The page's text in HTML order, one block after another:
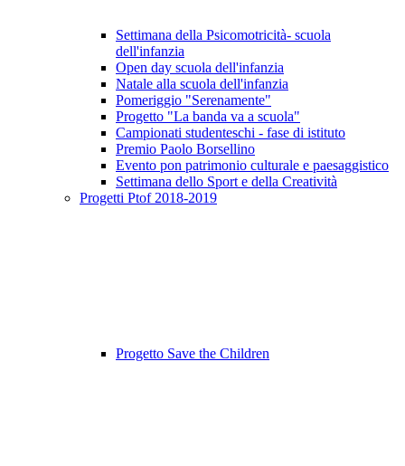
Settimana della Psicomotricità- scuola
dell'infanzia
Open day scuola dell'infanzia
Natale alla scuola dell'infanzia
Pomeriggio "Serenamente"
Progetto "La banda va a scuola"
Campionati studenteschi - fase di istituto
Premio Paolo Borsellino
Evento pon patrimonio culturale e paesaggistico
Settimana dello Sport e della Creatività
Progetti Ptof 2018-2019
Progetto Save the Children